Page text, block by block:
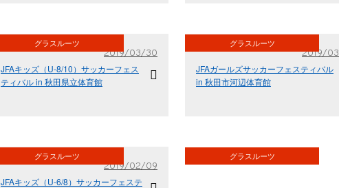
グラスルーツ グラスルーツ
グラスルーツ
2019/03/30
JFAキッズ（U-8/10）サッカーフェス
ティバル in 秋田県立体育館
グラスルーツ
2019/
JFAガールズサッカーフェスティバル
in 秋田市河辺体育館
2019/02/09
JFAキッズ（U-6/8）サッカーフェステ